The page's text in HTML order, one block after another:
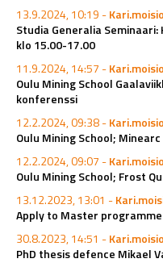
13.9.2024, 10:19 -
Studia Generalia
klo 15.00-17.00
11.9.2024, 14:57 -
Oulu Mining School
konferenssi
12.2.2024, 09:38 -
Oulu Mining School;
12.2.2024, 09:07 -
Oulu Mining School; Frost
13.12.2023, 13:01 -
Apply to Master programme
30.8.2023, 14:51 -
PhD thesis defence Mikael